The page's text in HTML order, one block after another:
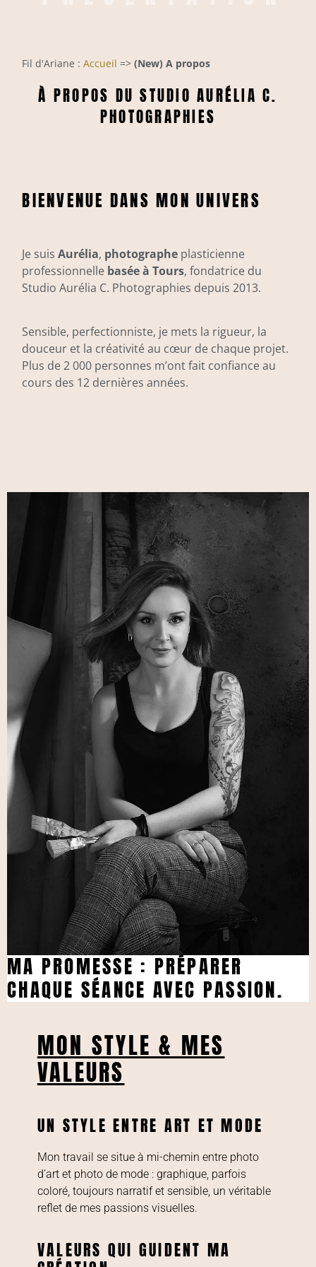
Fil d'Ariane :Accueil =>(New) A propos
À PROPOS DU STUDIO AURÉLIA C.
PHOTOGRAPHIES
BIENVENUE DANS MON UNIVERS
Je suisAurélia, photographe plasticienne
professionnelle basée à Tours, fondatrice du
Studio Aurélia C. Photographies depuis 2013.
Sensible, perfectionniste, je mets la rigueur, la
douceur et la créativité au cœur de chaque projet.
Plus de 2 000 personnes m’ont fait confiance au
cours des 12 dernières années.
MON STYLE & MES
VALEURS
UN STYLE ENTRE ART ET MODE
Mon travail se situe à mi-chemin entre photo
d’art et photo de mode : graphique, parfois
coloré, toujours narratif et sensible, un véritable
reflet de mes passions visuelles.
VALEURS QUI GUIDENT MA
MA PROMESSE : PRÉPARER
CHAQUE SÉANCE AVEC PASSION.